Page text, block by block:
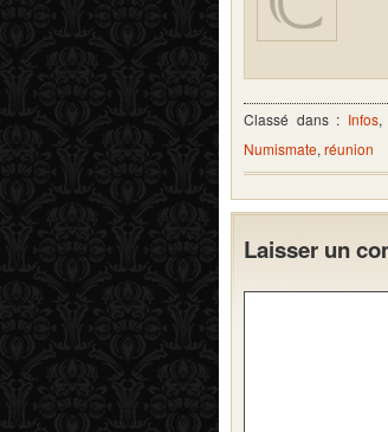
Classé dans : Infos,
Numismate, réunion
Laisser un